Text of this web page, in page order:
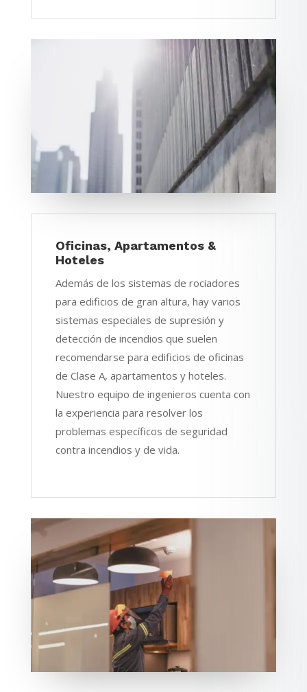
Oficinas, Apartamentos &
Hoteles
Además de los sistemas de rociadores
para edificios de gran altura, hay varios
sistemas especiales de supresión y
detección de incendios que suelen
recomendarse para edificios de oficinas
de Clase A, apartamentos y hoteles.
Nuestro equipo de ingenieros cuenta con
la experiencia para resolver los
problemas específicos de seguridad
contra incendios y de vida.